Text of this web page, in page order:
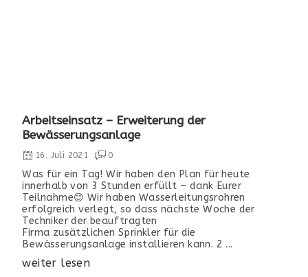
Arbeitseinsatz – Erweiterung der
Bewässerungsanlage
16. Juli 2021 0
Was für ein Tag! Wir haben den Plan für heute
innerhalb von 3 Stunden erfüllt – dank Eurer
Teilnahme😊 Wir haben Wasserleitungsrohren
erfolgreich verlegt, so dass nächste Woche der
Techniker der beauftragten
Firma zusätzlichen Sprinkler für die
Bewässerungsanlage installieren kann. 2 ...
weiter lesen